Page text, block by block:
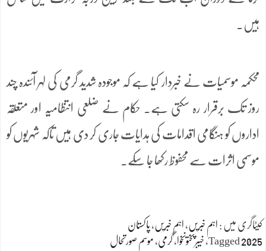
ہیں۔
محکمہ موسمیات نے خبردار کیا ہے کہ موجودہ شدید گرمی کی لہر آئندہ چند
روز تک برقرار رہ سکتی ہے۔ حکام نے ضلعی انتظامیہ اور متعلقہ
اداروں کو ہنگامی اقدامات کی ہدایات جاری کر دی ہیں تاکہ شہریوں کو
موسمی اثرات سے محفوظ رکھا جا سکے۔
کیٹاگری میں : اہم خبریں ، اہم خبریں ، پاکستان
Tagged 2025 ، خیبرپختونخوا، گرمی، موسم صورتحال